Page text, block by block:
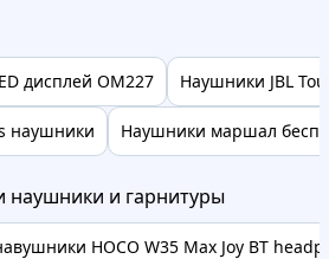
дисплей OM227 Наушники JBL
наушники Наушники маршал
наушники и гарнитуры
HOCO W35 Max Joy BT